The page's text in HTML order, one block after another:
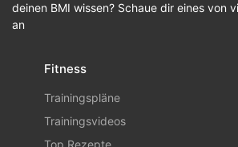
deinen BMI wissen? Schaue dir eines von
an
Fitness
Trainingspläne
Trainingsvideos
Top Rezepte